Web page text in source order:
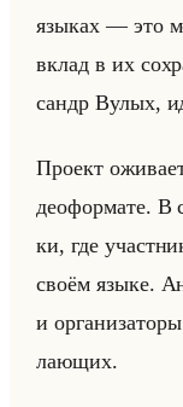
языках — это
вклад в их
сандр Вулых,
Про­ект
део­фор­ма­те. В
ки, где
своём языке.
и
ла­ющих.